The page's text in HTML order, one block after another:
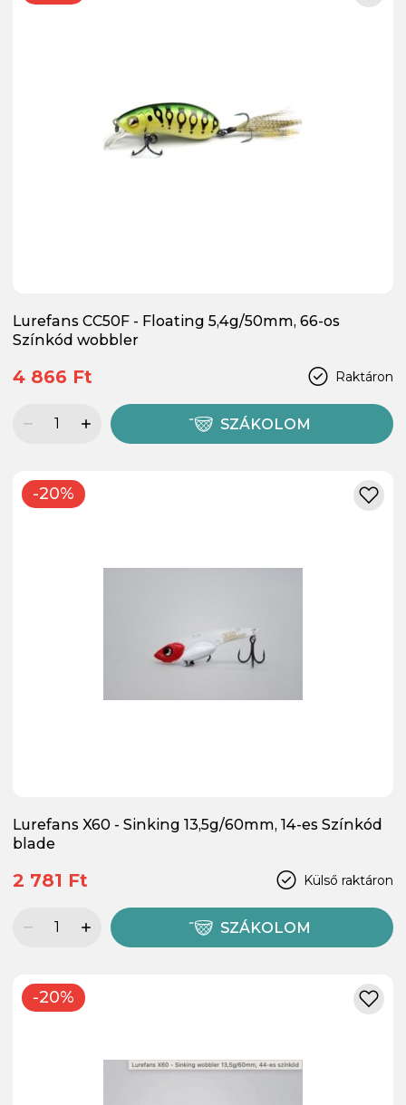
Lurefans CC50F - Floating 5,4g/50mm, 66-os
Színkód wobbler
Raktáron
4 866 Ft
SZÁKOLOM
-20%
Lurefans X60 - Sinking 13,5g/60mm, 14-es Színkód
blade
Külső raktáron
2 781 Ft
SZÁKOLOM
-20%